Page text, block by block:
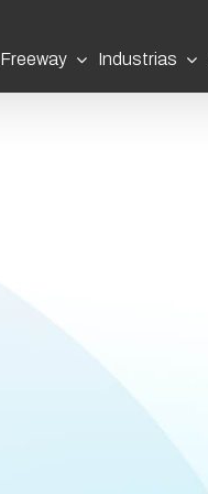
Freeway Industrias